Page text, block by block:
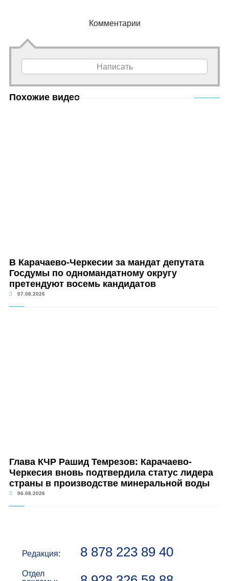
Комментарии
Написать
Похожие видео
В Карачаево-Черкесии за мандат депутата
Госдумы по одномандатному округу
претендуют восемь кандидатов
07.08.2026
Глава КЧР Рашид Темрезов: Карачаево-
Черкесия вновь подтвердила статус лидера
страны в производстве минеральной воды
06.08.2026
Редакция: 8 878 223 89 40
Отдел